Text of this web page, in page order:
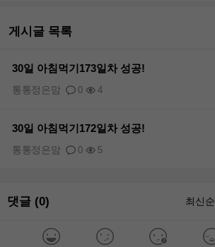
게시글 목록
30일 아침먹기173일차 성공!
0 4
통통정은맘
30일 아침먹기172일차 성공!
0 5
통통정은맘
댓글 (0) 최신순